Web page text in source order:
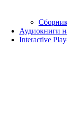
Аудиокниги
Interactive